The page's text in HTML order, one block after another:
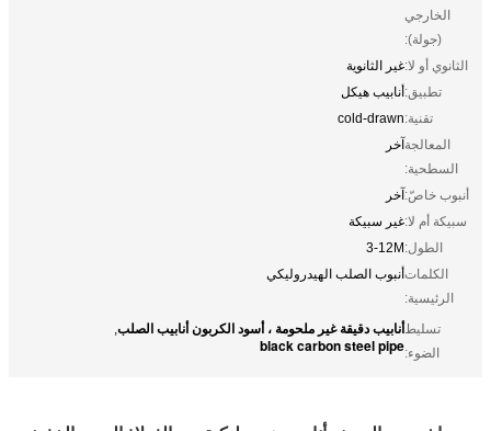
الخارجي
(جولة):
الثانوي أو لا:غير الثانوية
تطبيق:أنابيب هيكل
تقنية:cold-drawn
المعالجة
السطحية:
آخر
أنبوب خاصّ:آخر
سبيكة أم لا:غير سبيكة
الطول:3-12M
الكلمات
الرئيسية:
أنبوب الصلب الهيدروليكي
تسليط
الضوء:
أنابيب دقيقة غير ملحومة ، أسود الكربون أنابيب الصلب,
black carbon steel pipe